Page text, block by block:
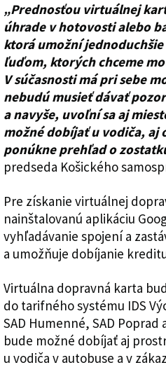
„Prednosťou virtuálnej
úhrade v hotovosti alebo
ktorá umožní
ľuďom, ktorých chceme
V súčasnosti má pri sebe
nebudú musieť dávať
a navyše, uvoľní sa aj
možné dobíjať u vodiča,
ponúkne prehľad o
predseda Košického
Pre získanie virtuálnej
nainštalovanú aplikáciu
vyhľadávanie spojení a
a umožňuje dobíjanie
Virtuálna dopravná karta
do tarifného systému IDS
SAD Humenné, SAD Poprad
bude možné dobíjať aj
u vodiča v autobuse a v